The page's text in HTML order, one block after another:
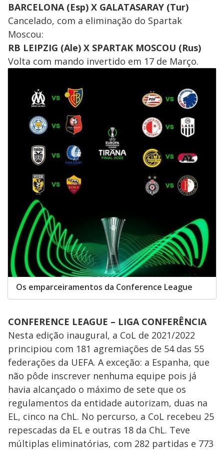
BARCELONA (Esp) X GALATASARAY (Tur)
Cancelado, com a eliminação do Spartak
Moscou:
RB LEIPZIG (Ale) X SPARTAK MOSCOU (Rus)
Volta com mando invertido em 17 de Março.
Os emparceiramentos da Conference League
CONFERENCE LEAGUE – LIGA CONFERÊNCIA
Nesta edição inaugural, a CoL de 2021/2022
principiou com 181 agremiações de 54 das 55
federações da UEFA. A exceção: a Espanha, que
não pôde inscrever nenhuma equipe pois já
havia alcançado o máximo de sete que os
regulamentos da entidade autorizam, duas na
EL, cinco na ChL. No percurso, a CoL recebeu 25
repescadas da EL e outras 18 da ChL. Teve
múltiplas eliminatórias, com 282 partidas e 773